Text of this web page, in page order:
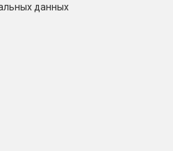
данных